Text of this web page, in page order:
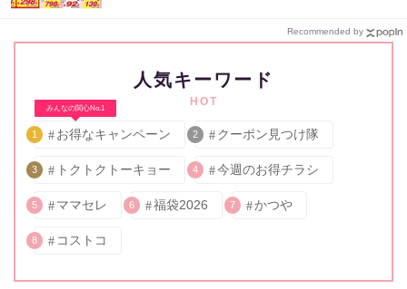
Recommended by
人気キーワード
HOT
みんなの関心No.1
1 お得なキャンペーン 2 クーポン見つけ隊
3 トクトクトーキョー 4 今週のお得チラシ
5 ママセレ 6 福袋2026 7 かつや
8 コストコ